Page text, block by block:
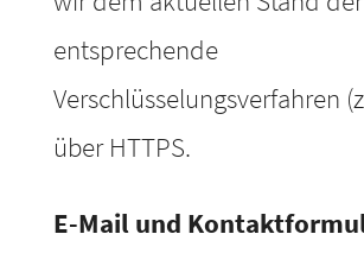
entsprechende
Verschlüsselungsverfahren
über HTTPS.
E-Mail und